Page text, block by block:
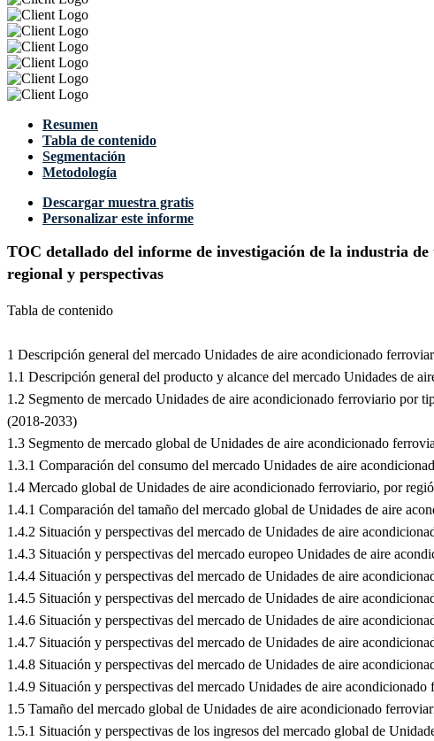
Resumen
Tabla de contenido
Segmentación
Metodología
Descargar muestra gratis
Personalizar este informe
TOC detallado del informe de investigación de la industria
regional y perspectivas
Tabla de contenido
1 Descripción general del mercado Unidades de aire acondicionado
1.1 Descripción general del producto y alcance del mercado Unidades de
1.2 Segmento de mercado Unidades de aire acondicionado ferroviario
(2018-2033)
1.3 Segmento de mercado global de Unidades de aire acondicionado
1.3.1 Comparación del consumo del mercado Unidades de aire
1.4 Mercado global de Unidades de aire acondicionado ferroviario, por
1.4.1 Comparación del tamaño del mercado global de Unidades de aire
1.4.2 Situación y perspectivas del mercado de Unidades de aire
1.4.3 Situación y perspectivas del mercado europeo Unidades de aire
1.4.4 Situación y perspectivas del mercado de Unidades de aire
1.4.5 Situación y perspectivas del mercado de Unidades de aire
1.4.6 Situación y perspectivas del mercado de Unidades de aire
1.4.7 Situación y perspectivas del mercado de Unidades de aire
1.4.8 Situación y perspectivas del mercado de Unidades de aire
1.4.9 Situación y perspectivas del mercado Unidades de aire
1.5 Tamaño del mercado global de Unidades de aire acondicionado
1.5.1 Situación y perspectivas de los ingresos del mercado global de